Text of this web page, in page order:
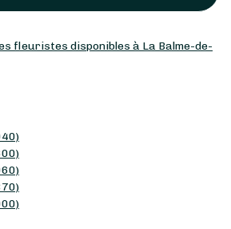
fleuristes disponibles à La Balme-de-